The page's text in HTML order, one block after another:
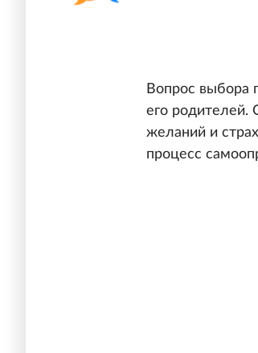
Вопрос выбора
его родителей.
желаний и
процесс